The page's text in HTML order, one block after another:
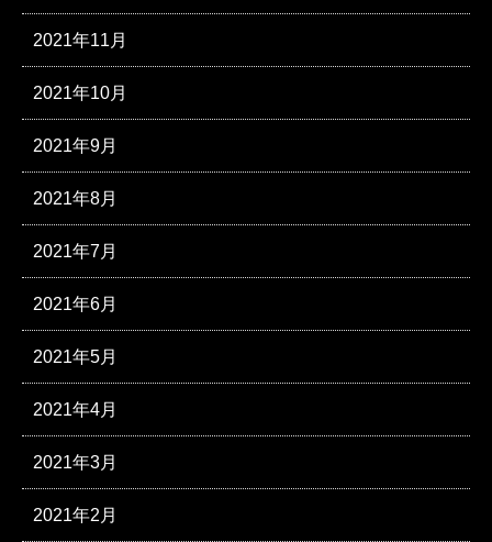
2021年11月
2021年10月
2021年9月
2021年8月
2021年7月
2021年6月
2021年5月
2021年4月
2021年3月
2021年2月